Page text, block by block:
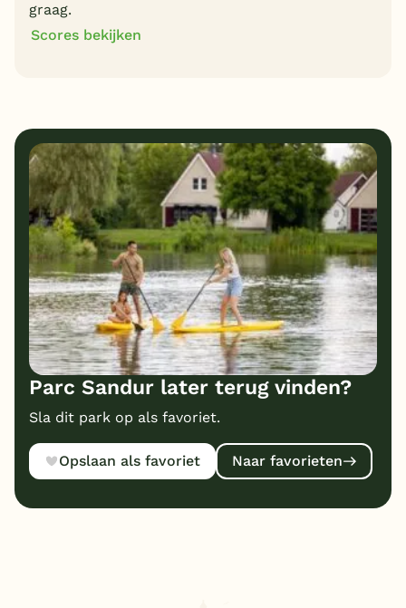
graag.
Scores bekijken
9 Bungalows 8 Kindvriendelijk
9 Prijs/kwaliteit
Parc Sandur later terug vinden?
Sla dit park op als favoriet.
Opslaan als favoriet Naar favorieten